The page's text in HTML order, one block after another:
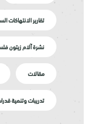
تقارير الانتهاكات
نشرة آلام زيتون
مقالات
تدريبات وتنمية